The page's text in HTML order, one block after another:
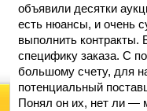
объявили десятки
есть нюансы, и очень
выполнить контракты.
специфику заказа. С
большому счету, для
потенциальный
Понял он их, нет ли —